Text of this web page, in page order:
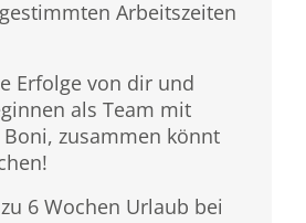
Arbeitszeiten
Erfolge von dir und
als Team mit
zusammen könnt
6 Wochen Urlaub bei